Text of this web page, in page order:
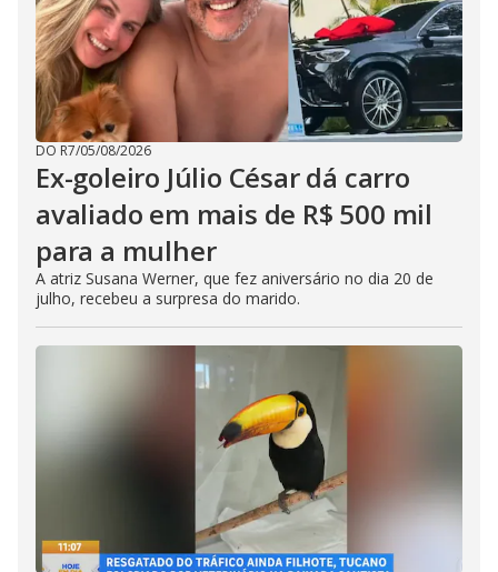
DO R7/05/08/2026
Ex-goleiro Júlio César dá carro
avaliado em mais de R$ 500 mil
para a mulher
A atriz Susana Werner, que fez aniversário no dia 20 de
julho, recebeu a surpresa do marido.